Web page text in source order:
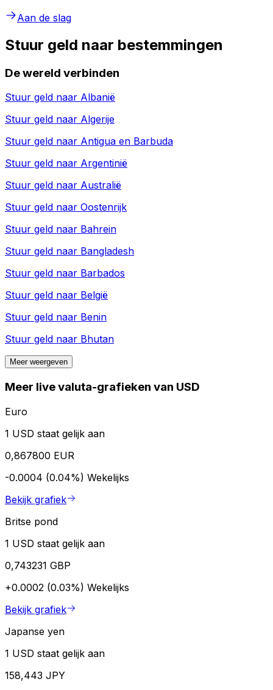
Aan de slag
Stuur geld naar bestemmingen
De wereld verbinden
Stuur geld naar Albanië
Stuur geld naar Algerije
Stuur geld naar Antigua en Barbuda
Stuur geld naar Argentinië
Stuur geld naar Australië
Stuur geld naar Oostenrijk
Stuur geld naar Bahrein
Stuur geld naar Bangladesh
Stuur geld naar Barbados
Stuur geld naar België
Stuur geld naar Benin
Stuur geld naar Bhutan
Meer weergeven
Meer live valuta-grafieken van USD
Euro
1 USD staat gelijk aan
0,867800 EUR
-0.0004 (0.04%) Wekelijks
Bekijk grafiek
Britse pond
1 USD staat gelijk aan
0,743231 GBP
+0.0002 (0.03%) Wekelijks
Bekijk grafiek
Japanse yen
1 USD staat gelijk aan
158,443 JPY